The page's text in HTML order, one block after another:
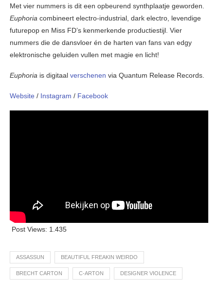
Met vier nummers is dit een opbeurend synthplaatje geworden.
Euphoria combineert electro-industrial, dark electro, levendige
futurepop en Miss FD’s kenmerkende productiestijl. Vier
nummers die de dansvloer én de harten van fans van edgy
elektronische geluiden vullen met magie en licht!
Euphoria is digitaal verschenen via Quantum Release Records.
Website / Instagram / Facebook
Post Views: 1.435
ASSASSUN BEAUTIFUL FREAKIN WEIRDO
BRECHT CARTON C-ARTON DESIGNER VIOLENCE